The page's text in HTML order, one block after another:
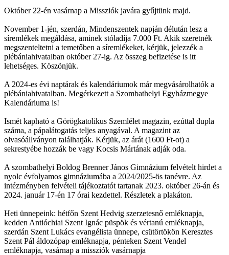
Október 22-én vasárnap a Missziók javára gyűjtünk majd.
November 1-jén, szerdán, Mindenszentek napján délután lesz a
síremlékek megáldása, aminek stóladíja 7.000 Ft. Akik szeretnék
megszenteltetni a temetőben a síremlékeket, kérjük, jelezzék a
plébániahivatalban október 27-ig. Az összeg befizetése is itt
lehetséges. Köszönjük.
A 2024-es évi naptárak és kalendáriumok már megvásárolhatók a
plébániahivatalban. Megérkezett a Szombathelyi Egyházmegye
Kalendáriuma is!
Ismét kapható a Görögkatolikus Szemlélet magazin, ezúttal dupla
száma, a pápalátogatás teljes anyagával. A magazint az
olvasóállványon találhatják. Kérjük, az árát (1600 Ft-ot) a
sekrestyébe hozzák be vagy Kocsis Mártának adják oda.
A szombathelyi Boldog Brenner János Gimnázium felvételt hirdet a
nyolc évfolyamos gimnáziumába a 2024/2025-ös tanévre. Az
intézményben felvételi tájékoztatót tartanak 2023. október 26-án és
2024. január 17-én 17 órai kezdettel. Részletek a plakáton.
Heti ünnepeink: hétfőn Szent Hedvig szerzetesnő emléknapja,
kedden Antióchiai Szent Ignác püspök és vértanú emléknapja,
szerdán Szent Lukács evangélista ünnepe, csütörtökön Keresztes
Szent Pál áldozópap emléknapja, pénteken Szent Vendel
emléknapja, vasárnap a missziók vasárnapja